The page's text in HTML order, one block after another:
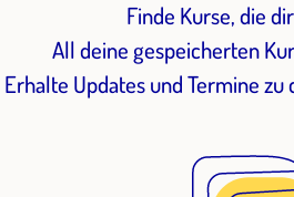
Finde Kurse, die
All deine gespeicherten
Erhalte Updates und Termine